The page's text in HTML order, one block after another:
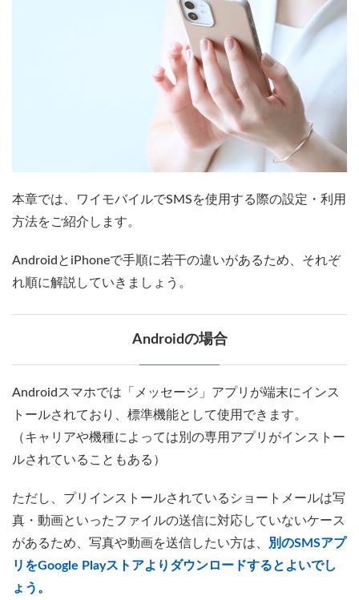
本章では、ワイモバイルでSMSを使用する際の設定・利用
方法をご紹介します。
AndroidとiPhoneで手順に若干の違いがあるため、それぞ
れ順に解説していきましょう。
Androidの場合
Androidスマホでは「メッセージ」アプリが端末にインス
トールされており、標準機能として使用できます。
（キャリアや機種によっては別の専用アプリがインストー
ルされていることもある）
ただし、プリインストールされているショートメールは写
真・動画といったファイルの送信に対応していないケース
があるため、写真や動画を送信したい方は、
別のSMSアプ
リをGoogle Playストアよりダウンロードするとよいでし
ょう。